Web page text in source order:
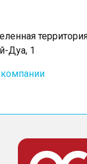
Дуа, 1